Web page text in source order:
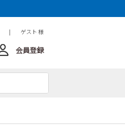
| ゲスト 様
会員登録